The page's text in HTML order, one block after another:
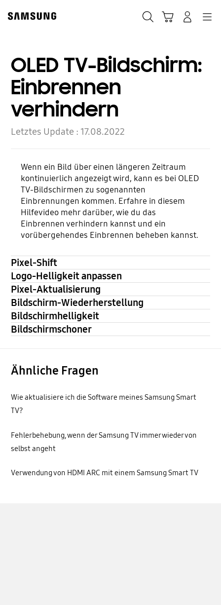
content
OLED TV-Bildschirm:
Einbrennen
verhindern
Letztes Update : 17.08.2022
Wenn ein Bild über einen längeren Zeitraum
kontinuierlich angezeigt wird, kann es bei OLED
TV-Bildschirmen zu sogenannten
Einbrennungen kommen. Erfahre in diesem
Hilfevideo mehr darüber, wie du das
Einbrennen verhindern kannst und ein
vorübergehendes Einbrennen beheben kannst.
Pixel-Shift
Logo-Helligkeit anpassen
Pixel-Aktualisierung
Bildschirm-Wiederherstellung
Bildschirmhelligkeit
Bildschirmschoner
Ähnliche Fragen
Wie aktualisiere ich die Software meines Samsung Smart
TV?
Fehlerbehebung, wenn der Samsung TV immer wieder von
selbst angeht
Verwendung von HDMI ARC mit einem Samsung Smart TV